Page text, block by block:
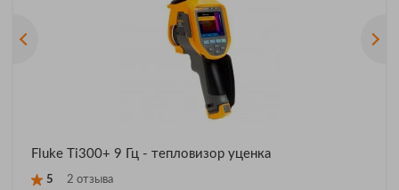
Fluke Ti300+ 9 Гц - тепловизор уценка
5 2 отзыва